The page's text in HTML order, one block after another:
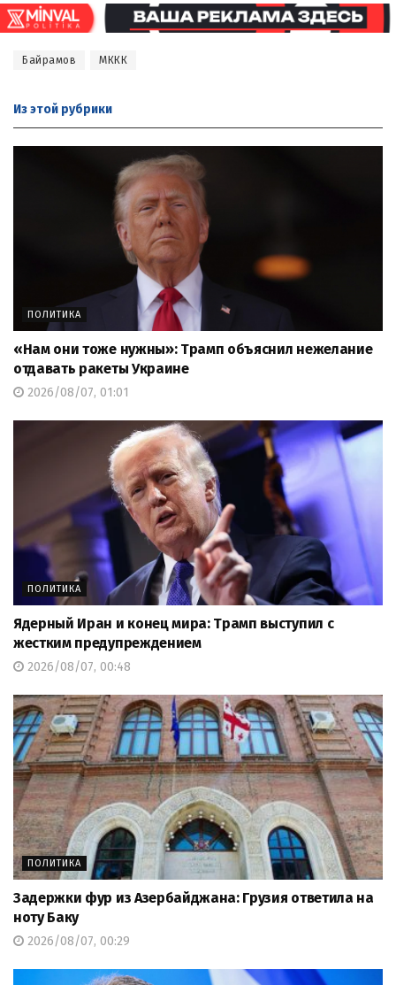
Байрамов МККК
Из этой рубрики
ПОЛИТИКА
«Нам они тоже нужны»: Трамп объяснил нежелание
отдавать ракеты Украине
2026/08/07, 01:01
ПОЛИТИКА
Ядерный Иран и конец мира: Трамп выступил с
жестким предупреждением
2026/08/07, 00:48
ПОЛИТИКА
Задержки фур из Азербайджана: Грузия ответила на
ноту Баку
2026/08/07, 00:29